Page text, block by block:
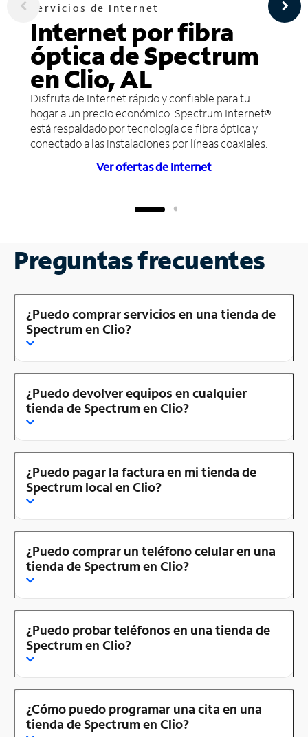
Servicios de Internet
Internet por fibra
óptica de Spectrum
en Clio, AL
Disfruta de Internet rápido y confiable para tu
hogar a un precio económico. Spectrum Internet®
está respaldado por tecnología de fibra óptica y
conectado a las instalaciones por líneas coaxiales.
Ver ofertas de Internet
Preguntas frecuentes
¿Puedo comprar servicios en una tienda de
Spectrum en Clio?
¿Puedo devolver equipos en cualquier
tienda de Spectrum en Clio?
¿Puedo pagar la factura en mi tienda de
Spectrum local en Clio?
¿Puedo comprar un teléfono celular en una
tienda de Spectrum en Clio?
¿Puedo probar teléfonos en una tienda de
Spectrum en Clio?
¿Cómo puedo programar una cita en una
tienda de Spectrum en Clio?